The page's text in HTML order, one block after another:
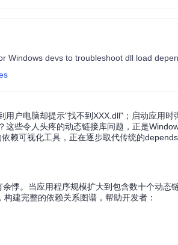
Windows devs to troubleshoot dll load
户电脑却提示"找不到XXX.dll"；启动应用
些令人头疼的动态链接库问题，正是
赖可视化工具，正在逐步取代传统的
悸。当应用程序规模扩大到包含数十个动态
建完整的依赖关系图谱，帮助开发者：